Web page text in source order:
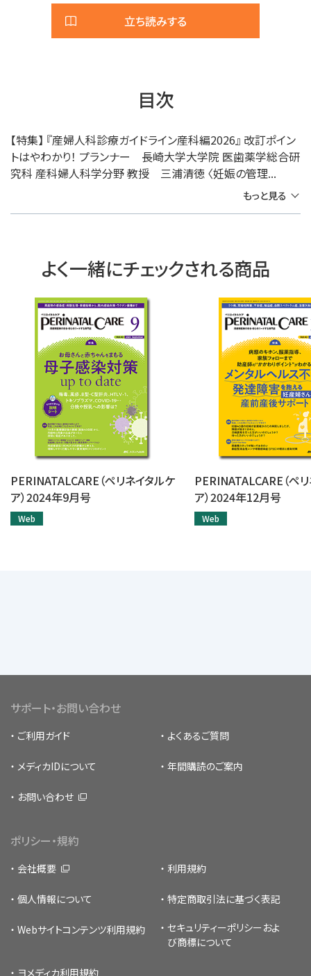
立ち読みする
目次
【特集】 『産婦人科診療ガイドライン産科編2026』 改訂ポイン
トはやわかり！ プランナー 長崎大学大学院 医歯薬学総合研
究科 産科婦人科学分野 教授 三浦清徳 〈妊娠の管理...
もっと見る
よく一緒にチェックされる商品
PERINATALCARE（ペリネイタルケ
ア）2024年9月号
Web
PERINATALCARE（ペ
ア）2024年12月号
Web
サポート・お問い合わせ
ご利用ガイド よくあるご質問
メディカIDについて 年間購読のご案内
お問い合わせ
ポリシー・規約
会社概要 利用規約
個人情報について 特定商取引法に基づく表記
Webサイトコンテンツ利用規約 セキュリティーポリシー およ
び商標について
ヨメディカ利用規約